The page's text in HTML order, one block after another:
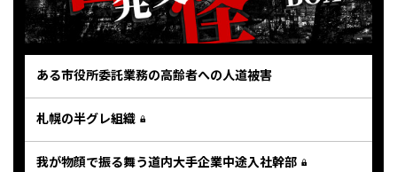
ある市役所委託業務の高齢者への人道被害
札幌の半グレ組織
我が物顔で振る舞う道内大手企業中途入社幹部